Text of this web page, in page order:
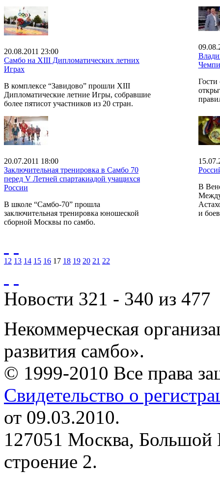
20.08.2011 23:00
Самбо на XIII Дипломатических летних
Играх
В комплексе “Завидово” прошли XIII
Дипломатические летние Игры, собравшие
более пятисот участников из 20 стран.
Гости
20.07.2011 18:00
Заключительная тренировка в Самбо 70
перед V Летней спартакиадой учащихся
России
В школе “Самбо-70” прошла
заключительная тренировка юношеской
сборной Москвы по самбо.
В
и
12 13 14 15 16 17 18 19 20 21 22
Новости 321 - 340 из 477
Некоммерческая
развития самбо».
© 1999-2010 Все права
Свидетельство о
от 09.03.2010.
127051 Москва, Большой
строение 2.